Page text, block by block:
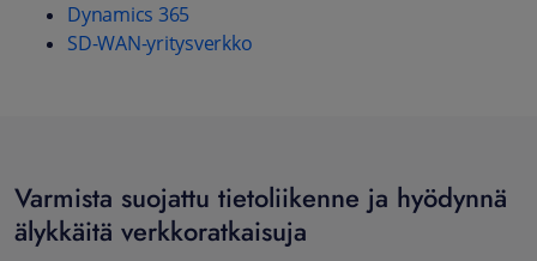
Dynamics 365
SD-WAN-yritysverkko
Varmista suojattu tietoliikenne ja hyödynnä
älykkäitä verkkoratkaisuja